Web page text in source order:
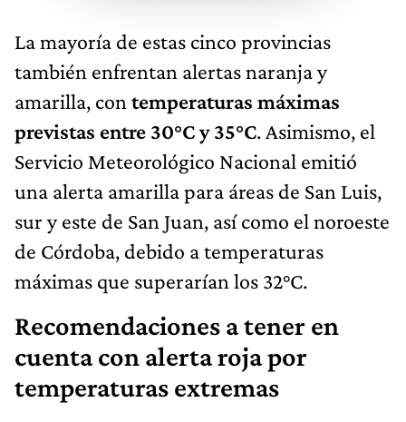
La mayoría de estas cinco provincias
también enfrentan alertas naranja y
amarilla, con temperaturas máximas
previstas entre 30°C y 35°C. Asimismo, el
Servicio Meteorológico Nacional emitió
una alerta amarilla para áreas de San Luis,
sur y este de San Juan, así como el noroeste
de Córdoba, debido a temperaturas
máximas que superarían los 32°C.
Recomendaciones a tener en
cuenta con alerta roja por
temperaturas extremas